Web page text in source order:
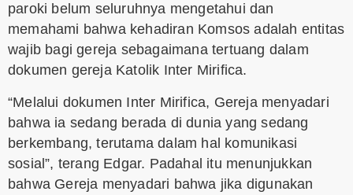
paroki belum seluruhnya mengetahui dan
memahami bahwa kehadiran Komsos adalah entitas
wajib bagi gereja sebagaimana tertuang dalam
dokumen gereja Katolik Inter Mirifica.
“Melalui dokumen Inter Mirifica, Gereja menyadari
bahwa ia sedang berada di dunia yang sedang
berkembang, terutama dalam hal komunikasi
sosial”, terang Edgar. Padahal itu menunjukkan
bahwa Gereja menyadari bahwa jika digunakan